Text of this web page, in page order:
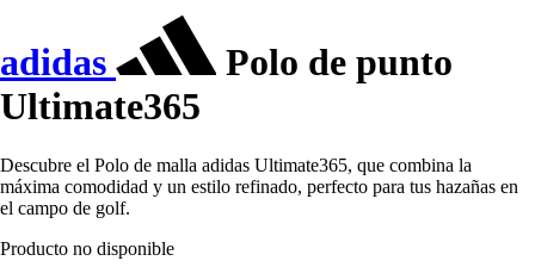
adidas
Polo de punto
Ultimate365
Descubre el Polo de malla adidas Ultimate365, que combina la
máxima comodidad y un estilo refinado, perfecto para tus hazañas en
el campo de golf.
Producto no disponible